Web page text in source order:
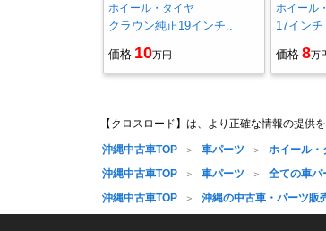
ホイール・タイヤ
クラウン純正19インチ..
価格 10万円
ホイール
17インチ
価格 8万
【クロスロード】は、より正確な情報の提供
沖縄中古車TOP 車パーツ ホイール・
沖縄中古車TOP 車パーツ 全ての車パ
沖縄中古車TOP 沖縄の中古車・パーツ販